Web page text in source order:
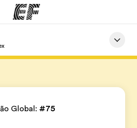
Global: #75